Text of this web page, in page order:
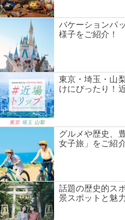
バケーションパ
様子をご紹介！
東京・埼玉・山
けにぴったり！
グルメや歴史、
女子旅」をご紹介
話題の歴史的ス
景スポットと魅